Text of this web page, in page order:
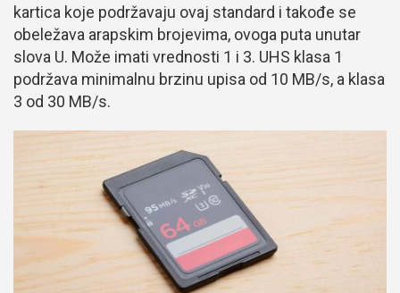
kartica koje podržavaju ovaj standard i takođe se
obeležava arapskim brojevima, ovoga puta unutar
slova U. Može imati vrednosti 1 i 3. UHS klasa 1
podržava minimalnu brzinu upisa od 10 MB/s, a klasa
3 od 30 MB/s.